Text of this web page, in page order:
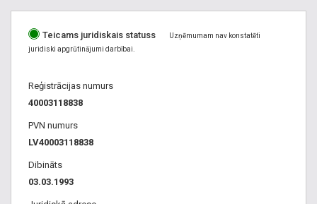
Teicams juridiskais statuss
Uzņēmumam nav konstatēti
juridiski apgrūtinājumi darbībai.
Reģistrācijas numurs
40003118838
PVN numurs
LV40003118838
Dibināts
03.03.1993